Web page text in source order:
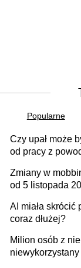
Popularne
Czy upał może
od pracy z
Zmiany w
od 5 listopada
Ustaw
AI miała skrócić
coraz dłużej?
Milion osób z
niewykorzystany